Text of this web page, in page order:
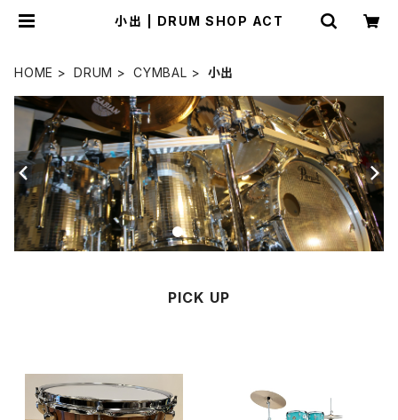
小出 | DRUM SHOP ACT
HOME DRUM CYMBAL 小出
PICK UP